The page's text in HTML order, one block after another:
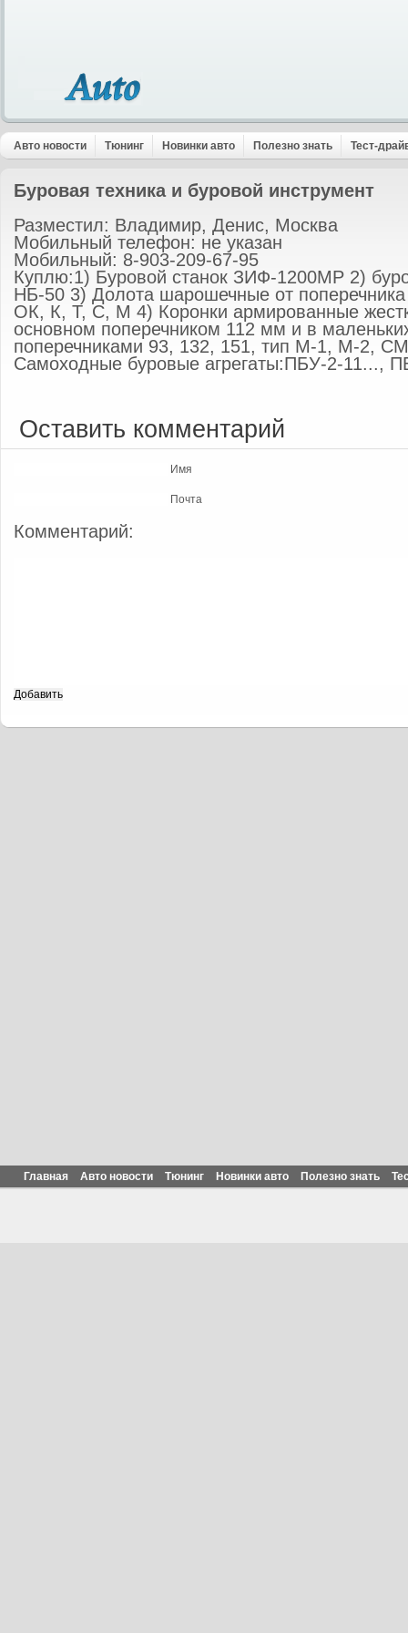
Авто новости Тюнинг Новинки авто Полезно знать Тест-
Буровая техника и буровой инструмент
Разместил: Владимир, Денис, Москва
Мобильный телефон: не указан
Мобильный: 8-903-209-67-95
Куплю:1) Буровой станок ЗИФ-1200МР 2)
НБ-50 3) Долота шарошечные от
ОК, К, Т, С, М 4) Коронки армированные
основном поперечником 112 мм и в
поперечниками 93, 132, 151, тип М-1, М-2,
Самоходные буровые агрегаты:ПБУ-2-11...,
Оставить комментарий
Имя
Почта
Комментарий:
Главная Авто новости Тюнинг Новинки авто Полезно знать